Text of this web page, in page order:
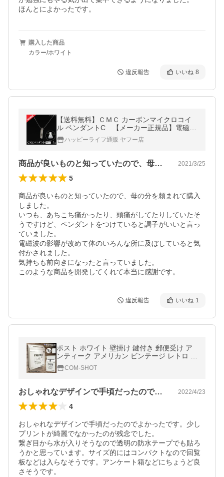
ほんとによかったです。
購入した商品
カラー/ホワイト
違反報告 いいね 8
【送料無料】ＣＭＣ カーボンマイクロコイ
ル ペンダントC 【メーカー正規品】電磁波
電磁波防止グッズ 健康 電磁波ブロック 電磁
波カット CMC
ハッピーライフ通販 ヤフー店
商品が良いものと知っていたので、母の分… 2021/3/25
5
商品が良いものと知っていたので、母の分を頼まれて購入
しました。
いつも、あちこち痛かったり、頭痛がしてたりしていたそ
うですけど、ペンダントをつけていると調子がいいと言っ
ていました。
電磁波の影響が改めて体のいろんな所に及ぼしていると気
付かされました。
気持ちも前向きになったと言っていました。
このような商品を開発してくれて本当に感謝です。
違反報告 いいね 1
ポスト ホワイト 壁掛け 鍵付き 郵便受け ア
ンティーク アメリカン ビンテージ レトロ 郵
便 投書箱 多用途 北欧 エクステリア POSTU
SA-WH
COM-SHOT
おしゃれなデザインで手頃だったのでよか… 2022/4/23
4
おしゃれなデザインで手頃だったのでよかったです。少し
プリントが綺麗でなかったのが残念でした。
繋ぎ目から水が入りそうなので透明の防水テープでも貼ろ
うかと思っています。サイズ的にはコンパクトなので回覧
板などは入らなそうです。アンケート箱などにちょうど良
さそうです。